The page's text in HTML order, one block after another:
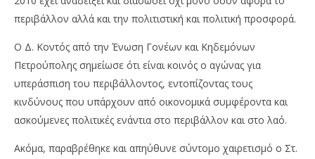
περιβάλλον αλλά και την πολιτιστική και πολιτική προσφορά.
Ο Δ. Κοντός από την Ένωση Γονέων και Κηδεμόνων
Πετρούπολης σημείωσε ότι είναι κοινός ο αγώνας για
υπεράσπιση του περιβάλλοντος, εντοπίζοντας τους
κινδύνους που υπάρχουν από οικονομικά συμφέροντα και
ασκούμενες πολιτικές ενάντια στο περιβάλλον και στο λαό.
Ακόμα, παραβρέθηκε και απηύθυνε σύντομο χαιρετισμό ο Στ.